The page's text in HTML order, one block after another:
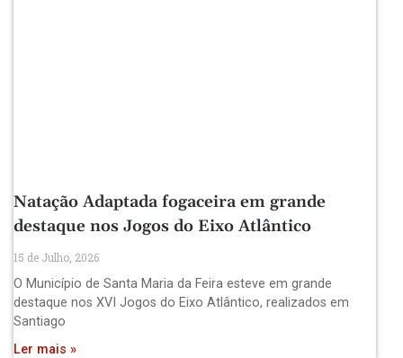
Natação Adaptada fogaceira em grande
destaque nos Jogos do Eixo Atlântico
15 de Julho, 2026
O Município de Santa Maria da Feira esteve em grande
destaque nos XVI Jogos do Eixo Atlântico, realizados em
Santiago
Ler mais »